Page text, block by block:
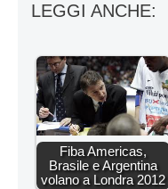
LEGGI ANCHE:
Fiba Americas,
Brasile e Argentina
volano a Londra 2012